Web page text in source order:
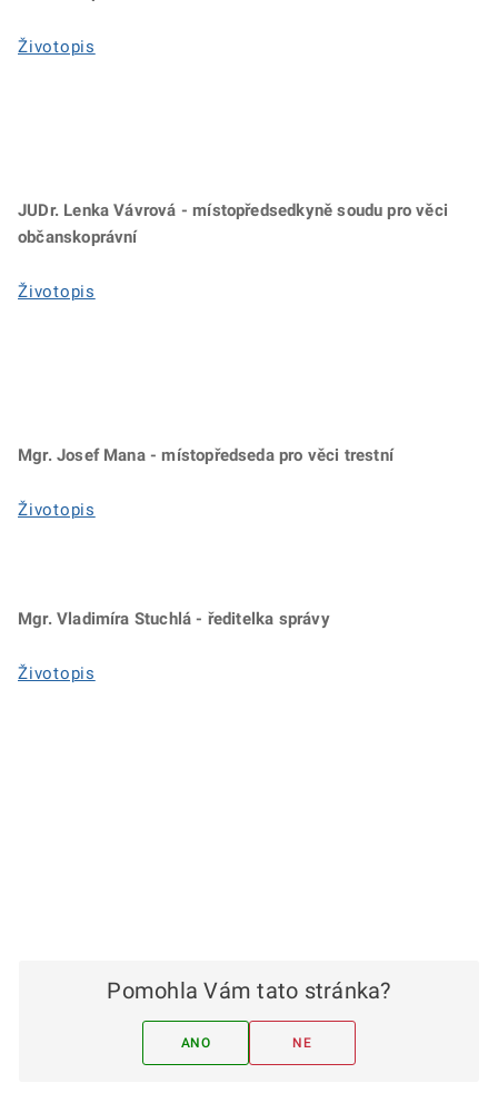
Životopis
JUDr. Lenka Vávrová - místopředsedkyně soudu pro věci
občanskoprávní
Životopis
Mgr. Josef Mana - místopředseda pro věci trestní
Životopis
Mgr. Vladimíra Stuchlá - ředitelka správy
Životopis
Pomohla Vám tato stránka?
ANO NE